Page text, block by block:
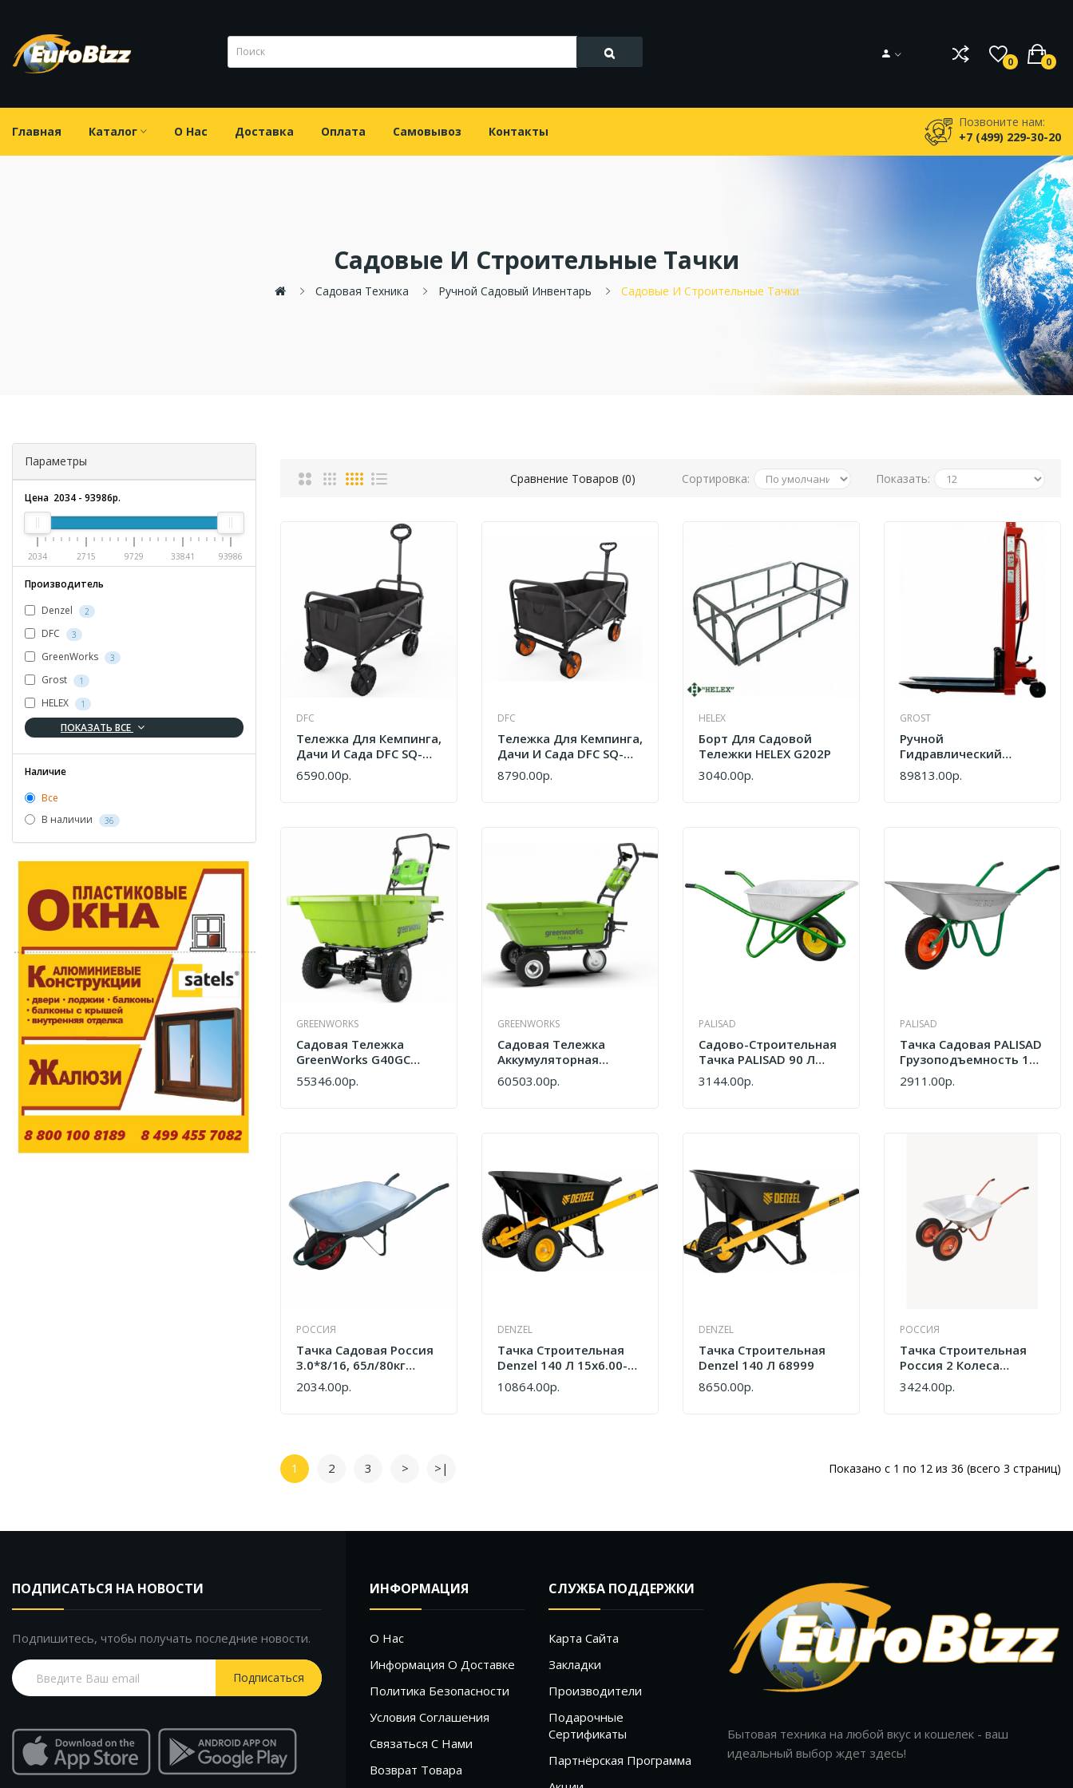
0 0
Главная Каталог О Нас Доставка Оплата Самовывоз Контакты
Позвоните нам:
+7 (499) 229-30-20
Садовые И Строительные Тачки
Садовая Техника Ручной Садовый Инвентарь Садовые И Строительные Тачки
Параметры
Цена 2034 - 93986р.
2034 2715 9729 33841 93986
Производитель
Denzel
2
DFC 3
GreenWorks 3
Grost 1
HELEX 1
ПОКАЗАТЬ ВСЕ
Наличие
Все
В наличии
36
Сравнение Товаров (0) Сортировка: Показать:
DFC
Тележка Для Кемпинга,
Дачи И Сада DFC SQ-
WT005
6590.00р.
КУПИТЬ
DFC
Тележка Для Кемпинга,
Дачи И Сада DFC SQ-
WT01
8790.00р.
КУПИТЬ
HELEX
Борт Для Садовой
Тележки HELEX G202P
3040.00р.
КУПИТЬ
GROST
Ручной
Гидравлический
Штабелер Grost
1000кг/1600мм
89813.00р.
КУПИТЬ
GREENWORKS
Садовая Тележка
GreenWorks G40GC
7400007
55346.00р.
КУПИТЬ
GREENWORKS
Садовая Тележка
Аккумуляторная
GreenWorks G40GCK4
7400007UB
60503.00р.
КУПИТЬ
PALISAD
Садово-Строительная
Тачка PALISAD 90 Л
689183
3144.00р.
КУПИТЬ
PALISAD
Тачка Садовая PALISAD
Грузоподъемность 100
Кг 689125
2911.00р.
КУПИТЬ
РОССИЯ
Тачка Садовая Россия
3.0*8/16, 65л/80кг
11,65,80
2034.00р.
КУПИТЬ
DENZEL
Тачка Строительная
Denzel 140 Л 15х6.00-6
69000
10864.00р.
КУПИТЬ
DENZEL
Тачка Строительная
Denzel 140 Л 68999
8650.00р.
КУПИТЬ
РОССИЯ
Тачка Строительная
Россия 2 Колеса
3.25*8/25 100л/200кг
32,100,200
3424.00р.
КУПИТЬ
1 2 3 > >| Показано с 1 по 12 из 36 (всего 3 страниц)
ПОДПИСАТЬСЯ НА НОВОСТИ
Подпишитесь, чтобы получать последние новости.
Подписаться
ИНФОРМАЦИЯ
О Нас
Информация О Доставке
Политика Безопасности
Условия Соглашения
Связаться С Нами
Возврат Товара
СЛУЖБА ПОДДЕРЖКИ
Карта Сайта
Закладки
Производители
Подарочные
Сертификаты
Партнёрская Программа
Бытовая техника на любой вкус и кошелек - ваш
идеальный выбор ждет здесь!